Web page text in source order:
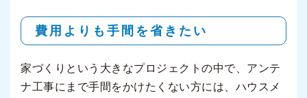
費用よりも手間を省きたい
家づくりという大きなプロジェクトの中で、アンテ
ナ工事にまで手間をかけたくない方には、ハウスメ